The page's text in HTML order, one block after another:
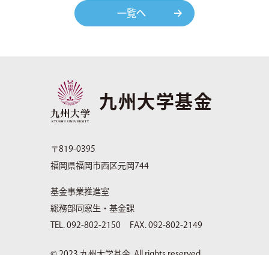
一覧へ
九州大学基金
〒819-0395
福岡県福岡市西区元岡744
基金事業推進室
総務部同窓生・基金課
TEL. 092-802-2150
FAX. 092-802-2149